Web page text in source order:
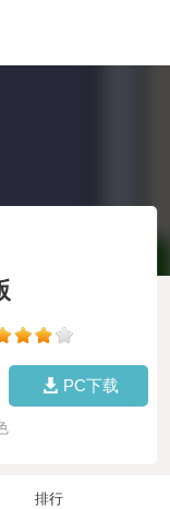
PC下载
排行